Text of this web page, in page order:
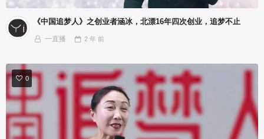
《中国追梦人》之创业者涵冰，北漂16年四次创业，追梦不止
一直播 2 年 前
0